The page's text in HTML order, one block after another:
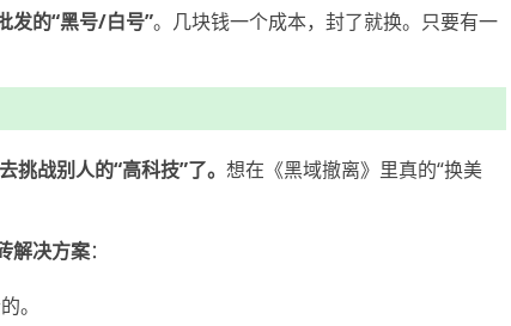
发的“黑号/白号”。几块钱一个成本，封了就换。只要有一
挑战别人的“高科技”了。 想在《黑域撤离》里真的“换美
解决方案：
。